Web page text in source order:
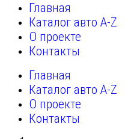
Главная
Каталог авто A-Z
О проекте
Контакты
Главная
Каталог авто A-Z
О проекте
Контакты